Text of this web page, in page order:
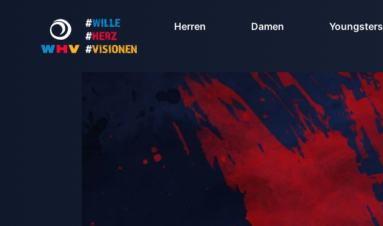
Herren Damen Youngsters